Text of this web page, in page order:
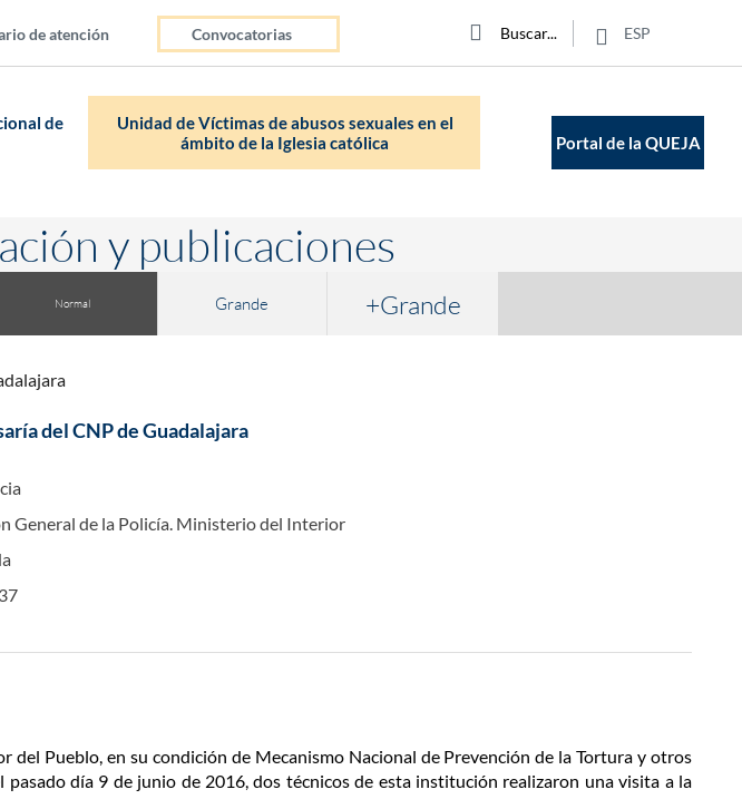
de atención Convocatorias
Buscar
Click para buscar
Buscar ESP
de
Unidad de Víctimas de abusos sexuales en el
ámbito de la Iglesia católica
Portal de la QUEJA
y publicaciones
Normal Grande +Grande
del CNP de Guadalajara
General de la Policía. Ministerio del Interior
del Pueblo, en su condición de Mecanismo Nacional de Prevención de la Tortura y otros
día 9 de junio de 2016, dos técnicos de esta institución realizaron una visita a la